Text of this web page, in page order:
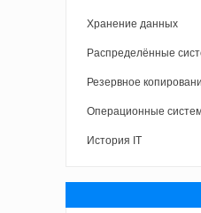
Хранение данных
Распределённые
Резервное
Операционные
История IT